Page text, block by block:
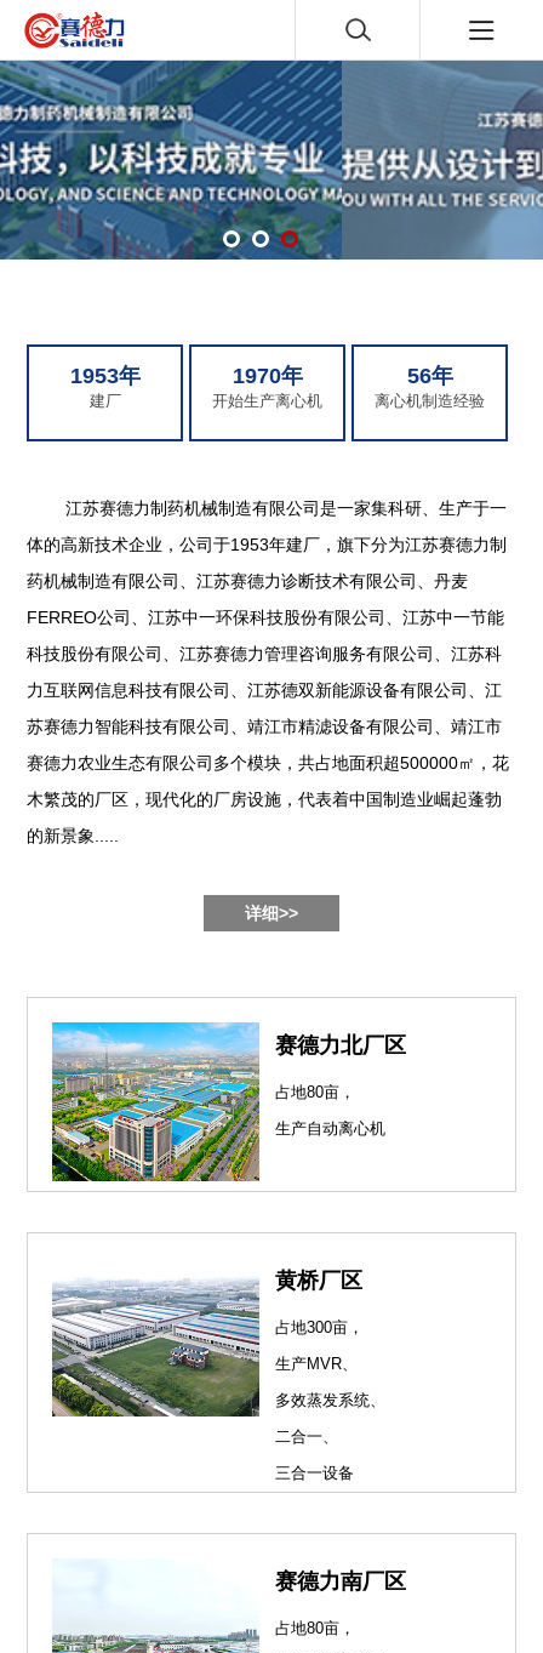
1953年
建厂
1970年
开始生产离心机
56年
离心机制造经验
江苏赛德力制药机械制造有限公司是一家集科研、生产于一
体的高新技术企业，公司于1953年建厂，旗下分为江苏赛德力制
药机械制造有限公司、江苏赛德力诊断技术有限公司、丹麦
FERREO公司、江苏中一环保科技股份有限公司、江苏中一节能
科技股份有限公司、江苏赛德力管理咨询服务有限公司、江苏科
力互联网信息科技有限公司、江苏德双新能源设备有限公司、江
苏赛德力智能科技有限公司、靖江市精滤设备有限公司、靖江市
赛德力农业生态有限公司多个模块，共占地面积超500000㎡，花
木繁茂的厂区，现代化的厂房设施，代表着中国制造业崛起蓬勃
的新景象.....
详细>>
赛德力北厂区
占地80亩，
生产自动离心机
黄桥厂区
占地300亩，
生产MVR、
多效蒸发系统、
二合一、
三合一设备
赛德力南厂区
占地80亩，